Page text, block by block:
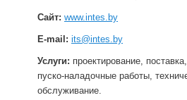
Сайт: www.intes.by
E-mail: its@intes.by
Услуги: проектирование,
пуско-наладочные работы,
обслуживание.